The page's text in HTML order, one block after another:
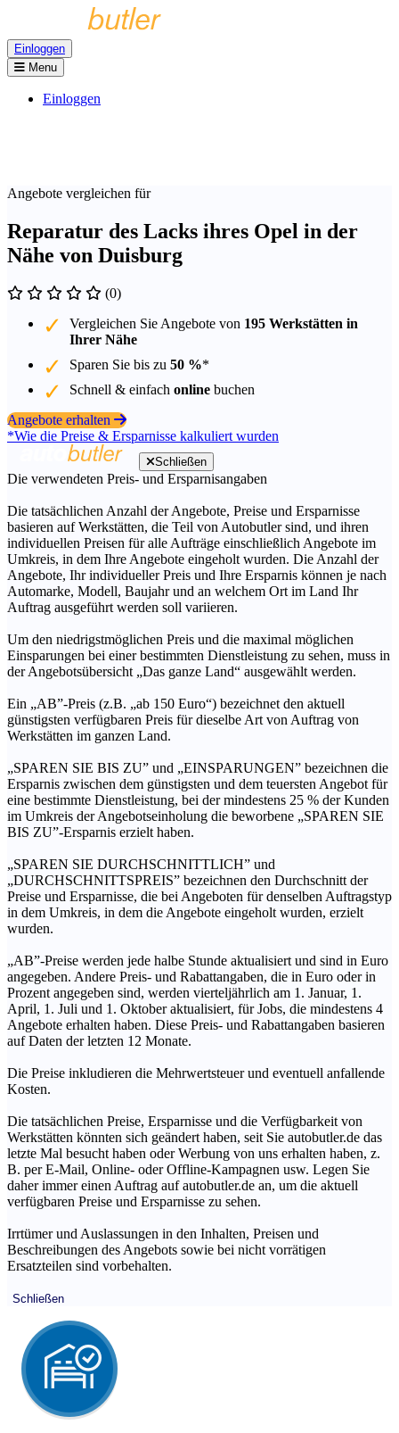
Einloggen
Menu
Einloggen
Angebote vergleichen für
Reparatur des Lacks ihres Opel in der
Nähe von Duisburg
(0)
Vergleichen Sie Angebote von 195 Werkstätten in
Ihrer Nähe
Sparen Sie bis zu 50 %*
Schnell & einfach online buchen
Angebote erhalten
*Wie die Preise & Ersparnisse kalkuliert wurden
Schließen
Die verwendeten Preis- und Ersparnisangaben
Die tatsächlichen Anzahl der Angebote, Preise und Ersparnisse
basieren auf Werkstätten, die Teil von Autobutler sind, und ihren
individuellen Preisen für alle Aufträge einschließlich Angebote im
Umkreis, in dem Ihre Angebote eingeholt wurden. Die Anzahl der
Angebote, Ihr individueller Preis und Ihre Ersparnis können je nach
Automarke, Modell, Baujahr und an welchem Ort im Land Ihr
Auftrag ausgeführt werden soll variieren.
Um den niedrigstmöglichen Preis und die maximal möglichen
Einsparungen bei einer bestimmten Dienstleistung zu sehen, muss in
der Angebotsübersicht „Das ganze Land“ ausgewählt werden.
Ein „AB”-Preis (z.B. „ab 150 Euro“) bezeichnet den aktuell
günstigsten verfügbaren Preis für dieselbe Art von Auftrag von
Werkstätten im ganzen Land.
„SPAREN SIE BIS ZU” und „EINSPARUNGEN” bezeichnen die
Ersparnis zwischen dem günstigsten und dem teuersten Angebot für
eine bestimmte Dienstleistung, bei der mindestens 25 % der Kunden
im Umkreis der Angebotseinholung die beworbene „SPAREN SIE
BIS ZU”-Ersparnis erzielt haben.
„SPAREN SIE DURCHSCHNITTLICH” und
„DURCHSCHNITTSPREIS” bezeichnen den Durchschnitt der
Preise und Ersparnisse, die bei Angeboten für denselben Auftragstyp
in dem Umkreis, in dem die Angebote eingeholt wurden, erzielt
wurden.
„AB”-Preise werden jede halbe Stunde aktualisiert und sind in Euro
angegeben. Andere Preis- und Rabattangaben, die in Euro oder in
Prozent angegeben sind, werden vierteljährlich am 1. Januar, 1.
April, 1. Juli und 1. Oktober aktualisiert, für Jobs, die mindestens 4
Angebote erhalten haben. Diese Preis- und Rabattangaben basieren
auf Daten der letzten 12 Monate.
Die Preise inkludieren die Mehrwertsteuer und eventuell anfallende
Kosten.
Die tatsächlichen Preise, Ersparnisse und die Verfügbarkeit von
Werkstätten könnten sich geändert haben, seit Sie autobutler.de das
letzte Mal besucht haben oder Werbung von uns erhalten haben, z.
B. per E-Mail, Online- oder Offline-Kampagnen usw. Legen Sie
daher immer einen Auftrag auf autobutler.de an, um die aktuell
verfügbaren Preise und Ersparnisse zu sehen.
Irrtümer und Auslassungen in den Inhalten, Preisen und
Beschreibungen des Angebots sowie bei nicht vorrätigen
Ersatzteilen sind vorbehalten.
Schließen